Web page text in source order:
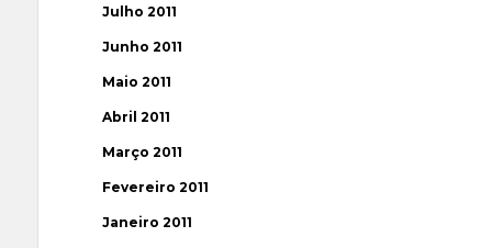
Julho 2011
Junho 2011
Maio 2011
Abril 2011
Março 2011
Fevereiro 2011
Janeiro 2011